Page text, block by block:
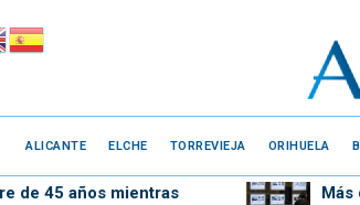
ALICANTE ELCHE TORREVIEJA ORIHUELA
de 45 años mientras
Más